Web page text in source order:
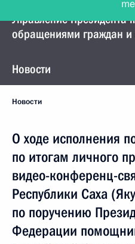
Управление Президента
обращениями граждан и
Новости
Новости
О ходе исполнения
по итогам личного
видео-конференц-
Республики Саха
по поручению
Федерации